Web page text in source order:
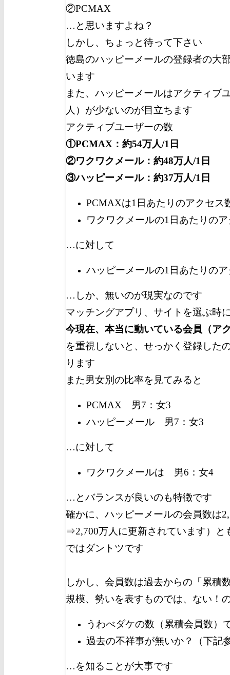
②PCMAX
…と思いますよね？
しかし、ちょっと待って下さい
徳島のハッピーメールの登録者の大
います
また、ハッピーメールはアクティブ
人）が少ないのが目立ちます
アクティブユーザーの数
①PCMAX：約54万人/1日
②ワクワクメール：約48万人/1日
③ハッピーメール：約37万人/1日
PCMAXは1日あたりのアクセス
ワクワクメールの1日あたりの
…に対して
ハッピーメールの1日あたりの
…しか、無いのが現実なのです
マッチングアプリ、サイトを選ぶ時
今現在、本当に動いている会員（ア
を重視しないと、せっかく登録した
ります
また男女別の比率を見てみると
PCMAX 男7：女3
ハッピーメール 男7：女3
…に対して
ワクワクメールは 男6：女4
…とバランスが良いのも特徴です
確かに、ハッピーメールの会員数は
⇒2,700万人に更新されています）と
ではダントツです
しかし、会員数は過去からの「累積
規模、勢いを表すものでは、ない！
うわべダケの数（累積会員数）
過去の不祥事が無いか？（下記
…を知ることが大事です